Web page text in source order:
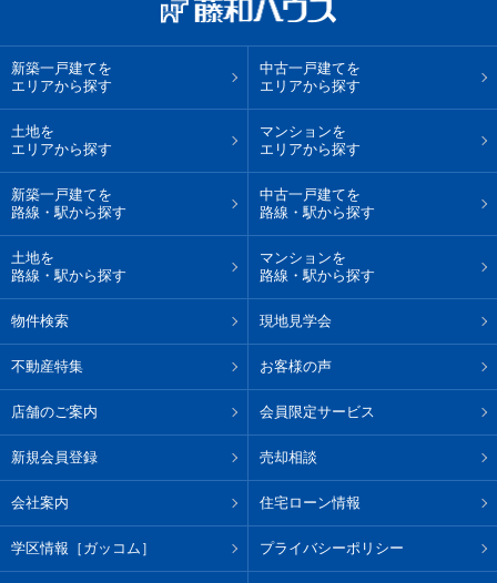
新築一戸建てを
エリアから探す
中古一戸建てを
エリアから探す
土地を
エリアから探す
マンションを
エリアから探す
新築一戸建てを
路線・駅から探す
中古一戸建てを
路線・駅から探す
土地を
路線・駅から探す
マンションを
路線・駅から探す
物件検索 現地見学会
不動産特集 お客様の声
店舗のご案内 会員限定サービス
新規会員登録 売却相談
会社案内 住宅ローン情報
学区情報［ガッコム］ プライバシーポリシー